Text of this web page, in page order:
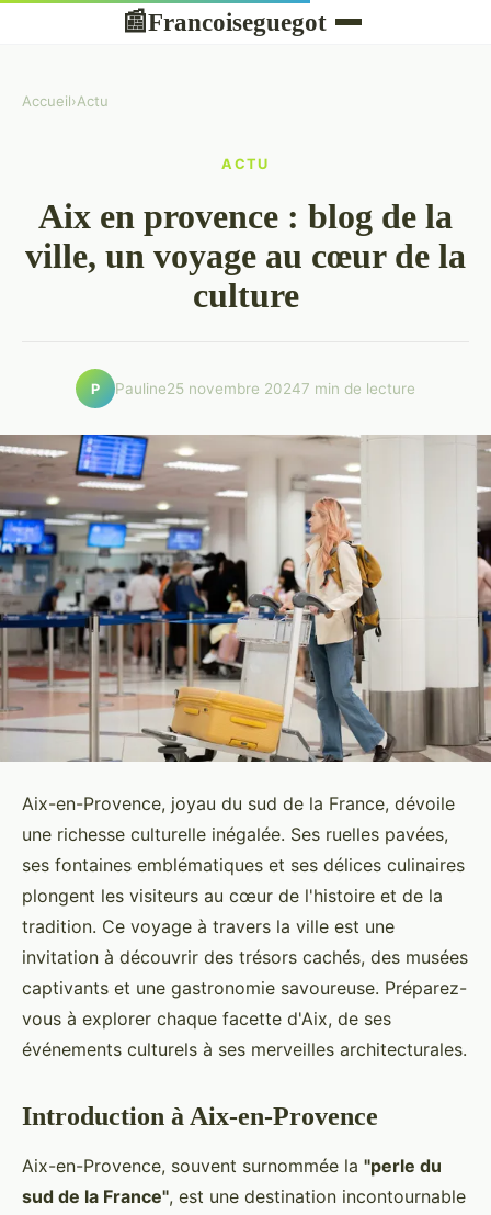
📰Francoiseguegot
Accueil›Actu
ACTU
Aix en provence : blog de la
ville, un voyage au cœur de la
culture
P Pauline25 novembre 20247 min de lecture
Aix-en-Provence, joyau du sud de la France, dévoile
une richesse culturelle inégalée. Ses ruelles pavées,
ses fontaines emblématiques et ses délices culinaires
plongent les visiteurs au cœur de l'histoire et de la
tradition. Ce voyage à travers la ville est une
invitation à découvrir des trésors cachés, des musées
captivants et une gastronomie savoureuse. Préparez-
vous à explorer chaque facette d'Aix, de ses
événements culturels à ses merveilles architecturales.
Introduction à Aix-en-Provence
Aix-en-Provence, souvent surnommée la "perle du
sud de la France", est une destination incontournable